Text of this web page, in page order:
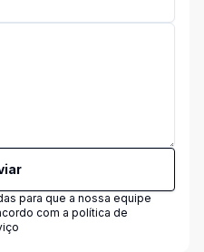
para que a nossa equipe
com a política de